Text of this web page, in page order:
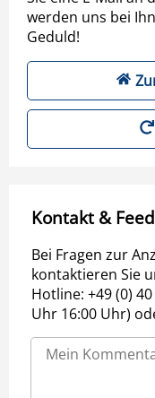
werden uns bei
Geduld!
Kontakt &
Bei Fragen zur
kontaktieren Sie
Hotline: +49 (0)
Uhr 16:00 Uhr)